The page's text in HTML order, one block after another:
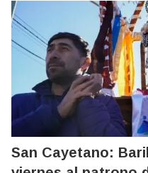
San Cayetano: